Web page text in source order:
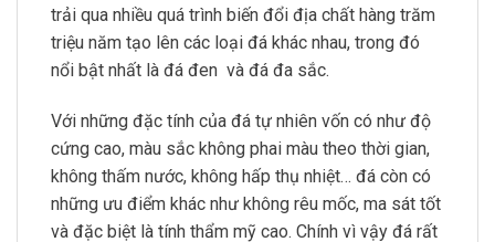
trải qua nhiều quá trình biến đổi địa chất hàng trăm
triệu năm tạo lên các loại đá khác nhau, trong đó
nổi bật nhất là đá đen và đá đa sắc.
Với những đặc tính của đá tự nhiên vốn có như độ
cứng cao, màu sắc không phai màu theo thời gian,
không thấm nước, không hấp thụ nhiệt… đá còn có
những ưu điểm khác như không rêu mốc, ma sát tốt
và đặc biệt là tính thẩm mỹ cao. Chính vì vậy đá rất